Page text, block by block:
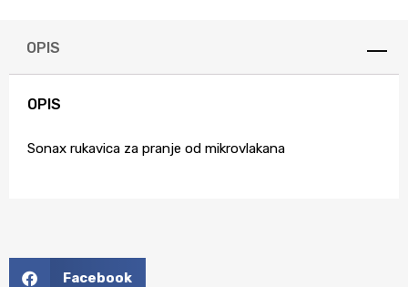
OPIS
OPIS
Sonax rukavica za pranje od mikrovlakana
Facebook